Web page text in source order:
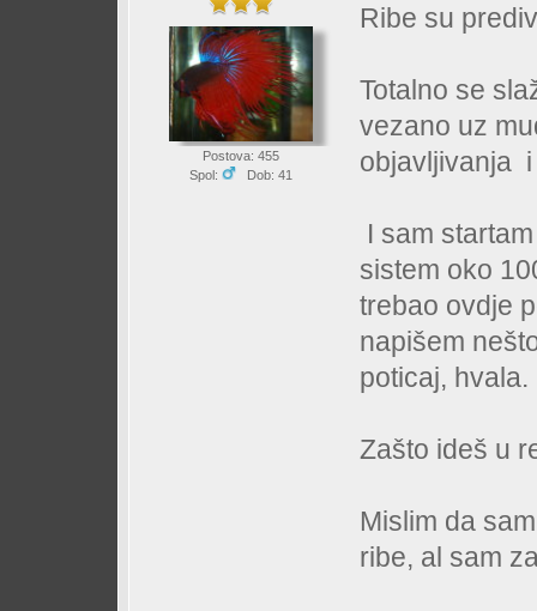
Postova: 455
Spol:
Dob: 41
Ribe su
Totalno se
vezano uz
objavljivanja
I sam
sistem oko
trebao ovdje
napišem
poticaj, hvala.
Zašto ideš u
Mislim da
ribe, al sam